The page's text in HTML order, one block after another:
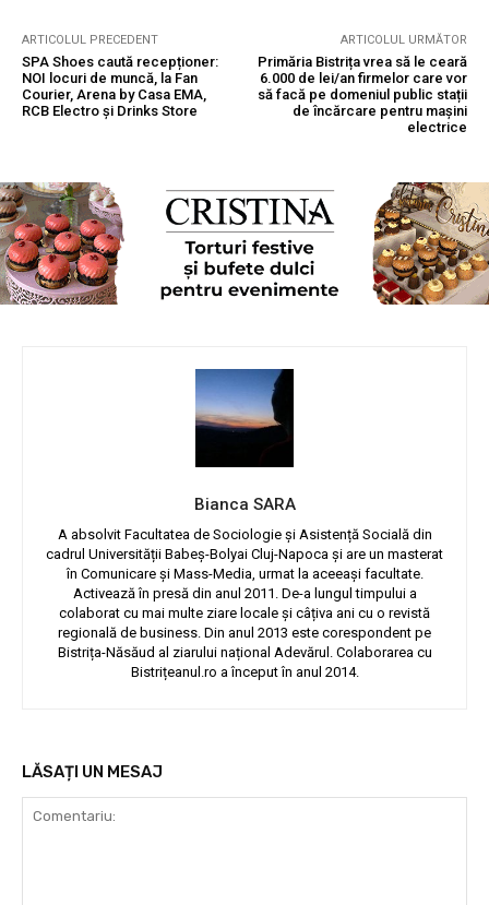
ARTICOLUL PRECEDENT
SPA Shoes caută recepționer:
NOI locuri de muncă, la Fan
Courier, Arena by Casa EMA,
RCB Electro și Drinks Store
ARTICOLUL URMĂTOR
Primăria Bistrița vrea să le ceară
6.000 de lei/an firmelor care vor
să facă pe domeniul public stații
de încărcare pentru mașini
electrice
Bianca SARA
A absolvit Facultatea de Sociologie și Asistență Socială din
cadrul Universității Babeș-Bolyai Cluj-Napoca și are un masterat
în Comunicare și Mass-Media, urmat la aceeași facultate.
Activează în presă din anul 2011. De-a lungul timpului a
colaborat cu mai multe ziare locale și câțiva ani cu o revistă
regională de business. Din anul 2013 este corespondent pe
Bistrița-Năsăud al ziarului național Adevărul. Colaborarea cu
Bistrițeanul.ro a început în anul 2014.
LĂSAȚI UN MESAJ